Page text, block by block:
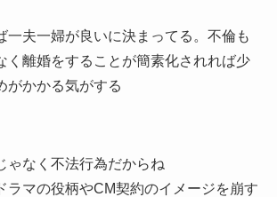
一夫一婦が良いに決まってる。不倫も
く離婚をすることが簡素化されれば少
がかかる気がする
ゃなく不法行為だからね
ラマの役柄やCM契約のイメージを崩す